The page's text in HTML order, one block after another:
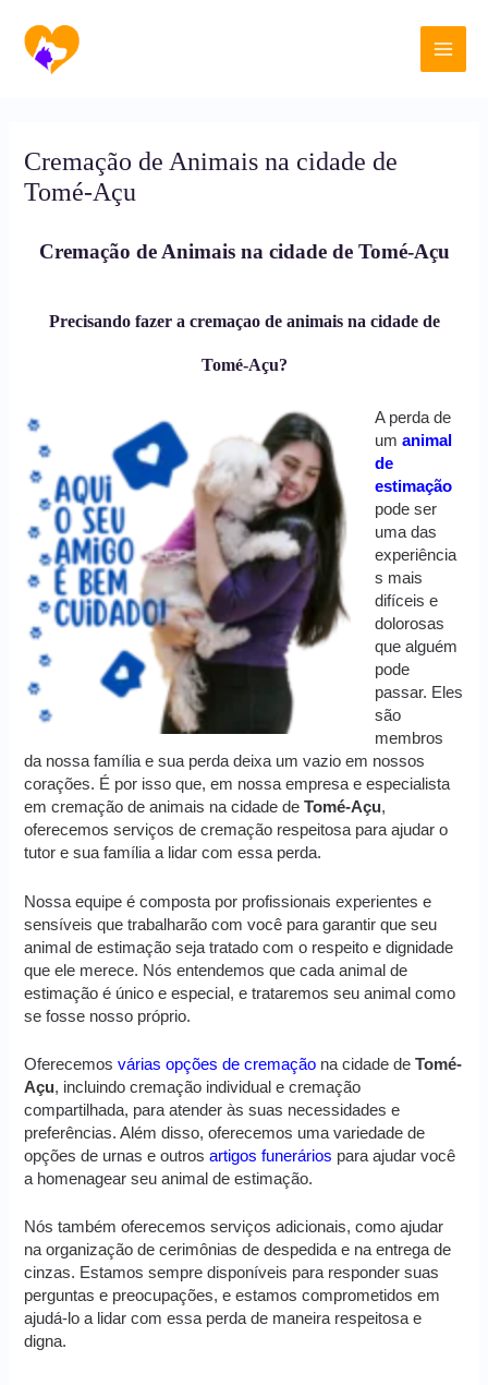
para
conteúdo
Main
Cremação de Animais na cidade de
Tomé-Açu
Cremação de Animais na cidade de Tomé-Açu
Precisando fazer a cremaçao de animais na cidade de
Tomé-Açu?
A perda de
umanimal
de
estimação
pode ser
uma das
experiência
s mais
difíceis e
dolorosas
que alguém
pode
passar. Eles
são
membros
da nossa família e sua perda deixa um vazio em nossos
corações. É por isso que, em nossa empresa e especialista
em cremação de animais na cidade deTomé-Açu,
oferecemos serviços de cremação respeitosa para ajudar o
tutor e sua família a lidar com essa perda.
Nossa equipe é composta por profissionais experientes e
sensíveis que trabalharão com você para garantir que seu
animal de estimação seja tratado com o respeito e dignidade
que ele merece. Nós entendemos que cada animal de
estimação é único e especial, e trataremos seu animal como
se fosse nosso próprio.
Oferecemosvárias opções de cremação na cidade deTomé-
Açu, incluindo cremação individual e cremação
compartilhada, para atender às suas necessidades e
preferências. Além disso, oferecemos uma variedade de
opções de urnas e outrosartigos funerários para ajudar você
a homenagear seu animal de estimação.
Nós também oferecemos serviços adicionais, como ajudar
na organização de cerimônias de despedida e na entrega de
cinzas. Estamos sempre disponíveis para responder suas
perguntas e preocupações, e estamos comprometidos em
ajudá-lo a lidar com essa perda de maneira respeitosa e
digna.